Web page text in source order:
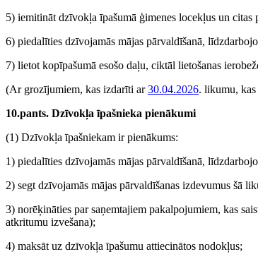
5) iemitināt dzīvokļa īpašumā ģimenes locekļus un citas
6) piedalīties dzīvojamās mājas pārvaldīšanā,
7) lietot kopīpašumā esošo daļu, ciktāl lietošanas
(Ar grozījumiem, kas izdarīti ar30.04.2026. likumu, kas
10.pants. Dzīvokļa īpašnieka pienākumi
(1) Dzīvokļa īpašniekam ir pienākums:
1) piedalīties dzīvojamās mājas pārvaldīšanā,
2) segt dzīvojamās mājas pārvaldīšanas izdevumus šā
3) norēķināties par saņemtajiem pakalpojumiem, kas
atkritumu izvešana);
4) maksāt uz dzīvokļa īpašumu attiecinātos nodokļus;